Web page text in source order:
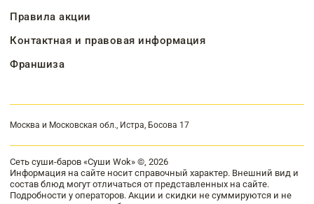
Правила акции
Контактная и правовая информация
Франшиза
Москва и Московская обл., Истра, Босова 17
Сеть суши-баров «Суши Wok» ©, 2026
Информация на сайте носит справочный характер. Внешний вид и
состав блюд могут отличаться от представленных на сайте.
Подробности у операторов. Акции и скидки не суммируются и не